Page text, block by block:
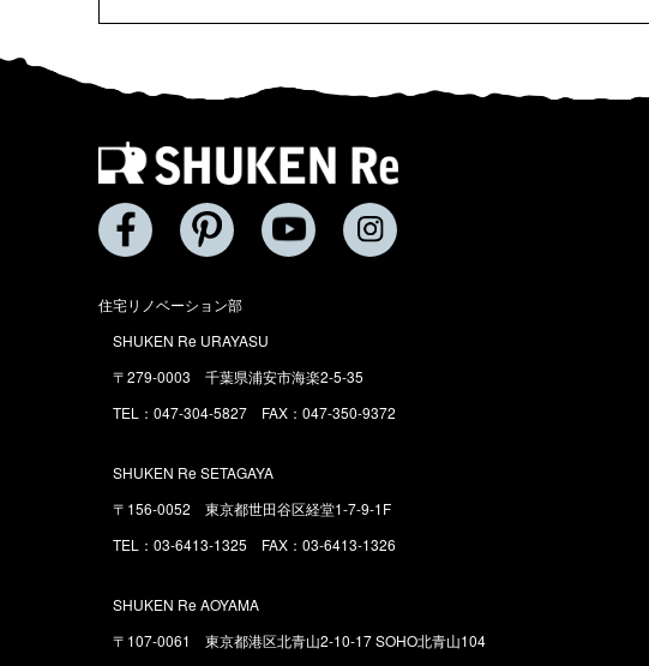
住宅リノベーション部
SHUKEN Re URAYASU
〒279-0003 千葉県浦安市海楽2-5-35
TEL：047-304-5827 FAX：047-350-9372
SHUKEN Re SETAGAYA
〒156-0052 東京都世田谷区経堂1-7-9-1F
TEL：03-6413-1325 FAX：03-6413-1326
SHUKEN Re AOYAMA
〒107-0061 東京都港区北青山2-10-17 SOHO北青山104